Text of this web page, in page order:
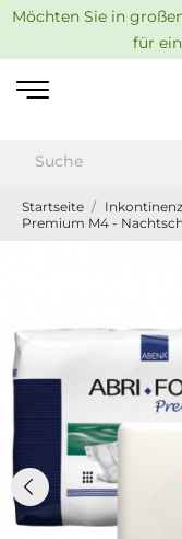
Möchten Sie in
für
Startseite
Premium M4 -